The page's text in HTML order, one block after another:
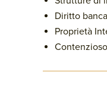
Diritto
Proprietà